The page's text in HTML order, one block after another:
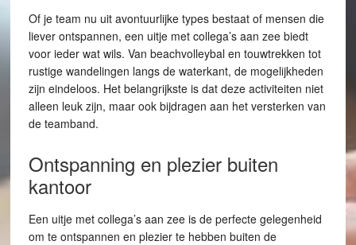
Of je team nu uit avontuurlijke types bestaat of mensen die
liever ontspannen, een uitje met collega’s aan zee biedt
voor ieder wat wils. Van beachvolleybal en touwtrekken tot
rustige wandelingen langs de waterkant, de mogelijkheden
zijn eindeloos. Het belangrijkste is dat deze activiteiten niet
alleen leuk zijn, maar ook bijdragen aan het versterken van
de teamband.
Ontspanning en plezier buiten
kantoor
Een uitje met collega’s aan zee is de perfecte gelegenheid
om te ontspannen en plezier te hebben buiten de